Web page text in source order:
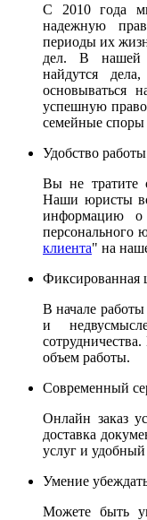
С 2010 года
надежную
периоды их
дел. В нашей
найдутся
основываться
успешную
семейные споры
Удобство работы
Вы не тратите
Наши юристы
информацию
персонального
клиента" на
Фиксированная
В начале
и
объем работы.
Современный
Онлайн заказ
доставка
услуг и
Умение
Можете быть